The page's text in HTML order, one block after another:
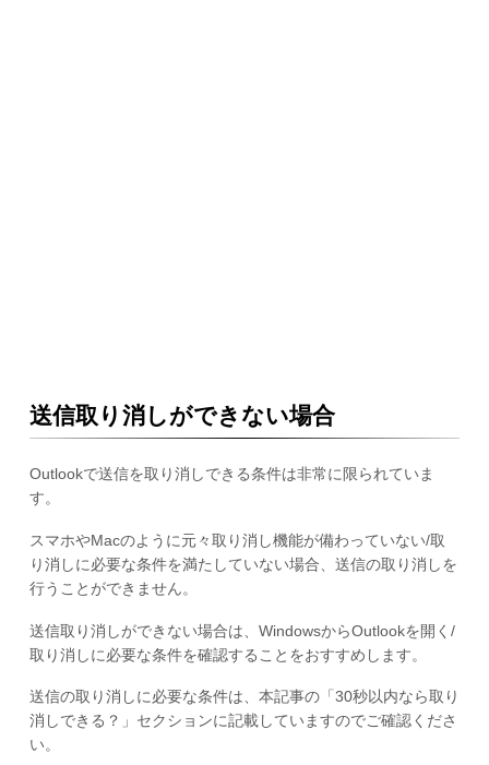
送信取り消しができない場合
Outlookで送信を取り消しできる条件は非常に限られていま
す。
スマホやMacのように元々取り消し機能が備わっていない/取
り消しに必要な条件を満たしていない場合、送信の取り消しを
行うことができません。
送信取り消しができない場合は、WindowsからOutlookを開く/
取り消しに必要な条件を確認することをおすすめします。
送信の取り消しに必要な条件は、本記事の「30秒以内なら取り
消しできる？」セクションに記載していますのでご確認くださ
い。